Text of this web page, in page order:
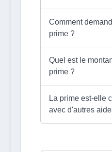
Comment
prime ?
Quel est le
prime ?
La prime est-elle
avec d'autres